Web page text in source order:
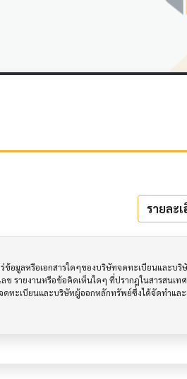
รายละ
อมูลหรือเอกสารใดๆของบริษัทจดทะเบียนและบ
รายงานหรือข้อคิดเห็นใดๆ ที่ปรากฎในสารสนเท
ทะเบียนและบริษัทผู้ออกหลักทรัพย์ซึ่งได้จัดทำแล